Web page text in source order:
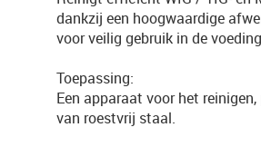
dankzij een hoogwaardige
voor veilig gebruik in de
Toepassing:
Een apparaat voor het
van roestvrij staal.